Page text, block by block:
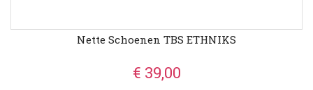
Nette Schoenen TBS ETHNIKS
€ 39,00